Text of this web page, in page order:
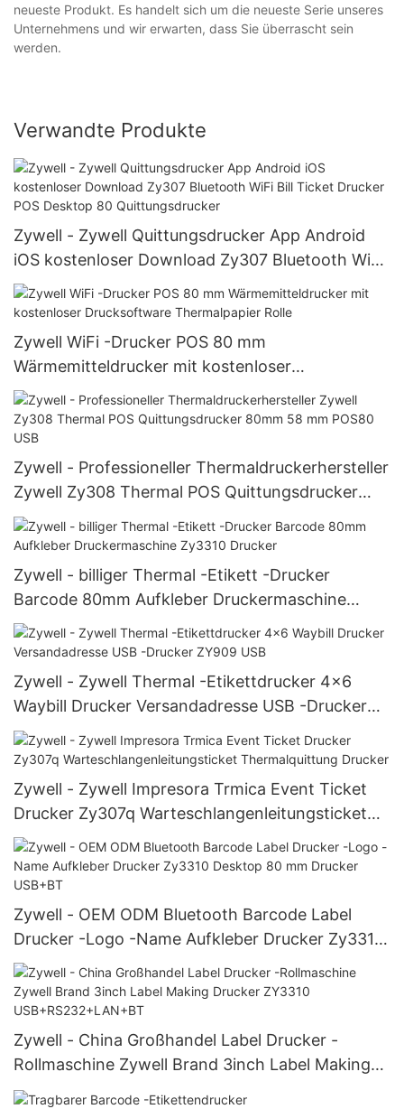
neueste Produkt. Es handelt sich um die neueste Serie unseres
Unternehmens und wir erwarten, dass Sie überrascht sein
werden.
Verwandte Produkte
Zywell - Zywell Quittungsdrucker App Android
iOS kostenloser Download Zy307 Bluetooth WiFi
Bill Ticket Drucker POS Desktop 80
Quittungsdrucker
Zywell WiFi -Drucker POS 80 mm
Wärmemitteldrucker mit kostenloser
Drucksoftware Thermalpapier Rolle
Zywell - Professioneller Thermaldruckerhersteller
Zywell Zy308 Thermal POS Quittungsdrucker
80mm 58 mm POS80 USB
Zywell - billiger Thermal -Etikett -Drucker
Barcode 80mm Aufkleber Druckermaschine
Zy3310 Drucker
Zywell - Zywell Thermal -Etikettdrucker 4x6
Waybill Drucker Versandadresse USB -Drucker
ZY909 USB
Zywell - Zywell Impresora Trmica Event Ticket
Drucker Zy307q Warteschlangenleitungsticket
Thermalquittung Drucker
Zywell - OEM ODM Bluetooth Barcode Label
Drucker -Logo -Name Aufkleber Drucker Zy3310
Desktop 80 mm Drucker USB+BT
Zywell - China Großhandel Label Drucker -
Rollmaschine Zywell Brand 3inch Label Making
Drucker ZY3310 USB+RS232+LAN+BT